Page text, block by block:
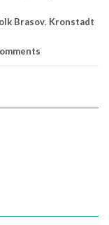
Brasov, Kronstadt